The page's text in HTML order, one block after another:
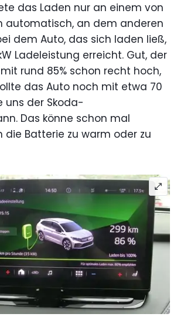
das Laden nur an einem von
automatisch, an dem anderen
dem Auto, das sich laden ließ,
Ladeleistung erreicht. Gut, der
rund 85% schon recht hoch,
das Auto noch mit etwa 70
uns der Skoda-
Das könne schon mal
die Batterie zu warm oder zu